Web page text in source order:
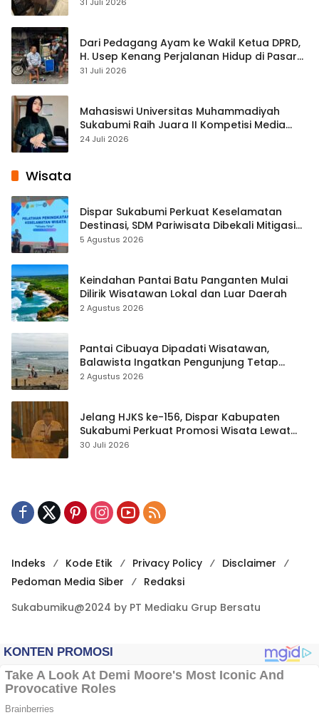
Dari Pedagang Ayam ke Wakil Ketua DPRD,
H. Usep Kenang Perjalanan Hidup di Pasar
Cisaat
31 Juli 2026
Mahasiswi Universitas Muhammadiyah
Sukabumi Raih Juara II Kompetisi Media
Pembelajaran Digital Tingkat Internasional
24 Juli 2026
Wisata
Dispar Sukabumi Perkuat Keselamatan
Destinasi, SDM Pariwisata Dibekali Mitigasi
hingga Teknik Evakuasi
5 Agustus 2026
Keindahan Pantai Batu Panganten Mulai
Dilirik Wisatawan Lokal dan Luar Daerah
2 Agustus 2026
Pantai Cibuaya Dipadati Wisatawan,
Balawista Ingatkan Pengunjung Tetap
Waspada
2 Agustus 2026
Jelang HJKS ke-156, Dispar Kabupaten
Sukabumi Perkuat Promosi Wisata Lewat
Publikasi Digital
30 Juli 2026
Indeks Kode Etik Privacy Policy
Disclaimer
Pedoman Media Siber
Redaksi
Sukabumiku@2024 by PT Mediaku Grup Bersatu